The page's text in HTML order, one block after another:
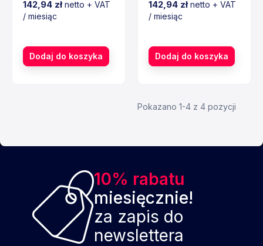
142,94 złnetto + VAT
/ miesiąc
Dodaj do koszyka
142,94 złnetto + VAT
/ miesiąc
Dodaj do koszyka
Pokazano 1-4 z 4 pozycji
10% rabatu
miesięcznie!
za zapis do
newslettera